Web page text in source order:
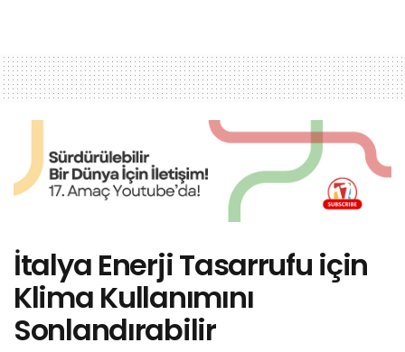
İtalya Enerji Tasarrufu için
Klima Kullanımını
Sonlandırabilir